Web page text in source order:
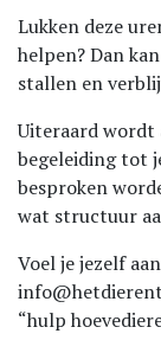
Lukken deze
helpen? Dan
stallen en
Uiteraard wordt
begeleiding tot
besproken
wat structuur
Voel je jezelf
“hulp